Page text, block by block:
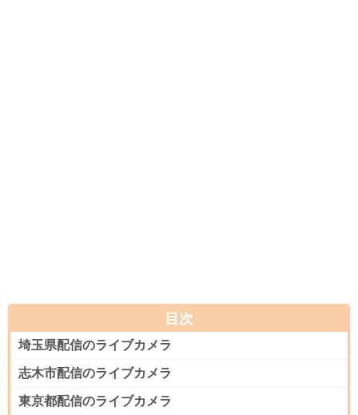
目次
埼玉県配信のライブカメラ
志木市配信のライブカメラ
東京都配信のライブカメラ